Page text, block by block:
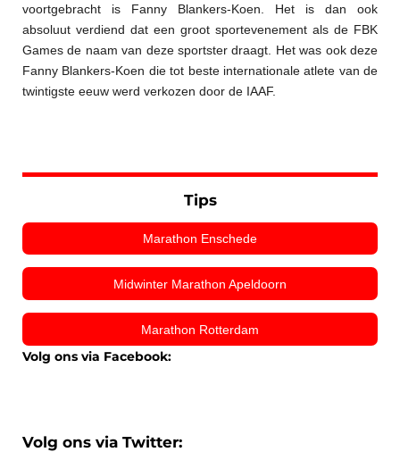
voortgebracht is Fanny Blankers-Koen. Het is dan ook
absoluut verdiend dat een groot sportevenement als de FBK
Games de naam van deze sportster draagt. Het was ook deze
Fanny Blankers-Koen die tot beste internationale atlete van de
twintigste eeuw werd verkozen door de IAAF.
Tips
Marathon Enschede
Midwinter Marathon Apeldoorn
Marathon Rotterdam
Volg ons via Facebook:
Volg ons via Twitter: